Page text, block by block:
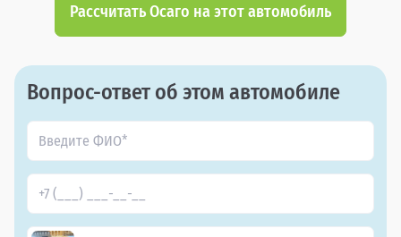
Рассчитать Осаго на этот автомобиль
Вопрос-ответ об этом автомобиле